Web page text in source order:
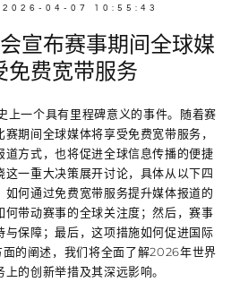
2026-04-07 10:55:43
宣布赛事期间全球媒
免费宽带服务
上一个具有里程碑意义的事件。随着赛
期间全球媒体将享受免费宽带服务，
方式，也将促进全球信息传播的便捷
一重大决策展开讨论，具体从以下四
何通过免费宽带服务提升媒体报道的
带动赛事的全球关注度；然后，赛事
保障；最后，这项措施如何促进国际
的阐述，我们将全面了解2026年世界
的创新举措及其深远影响。